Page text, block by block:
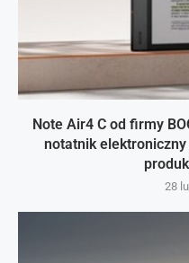
Note Air4 C od firmy
notatnik
28